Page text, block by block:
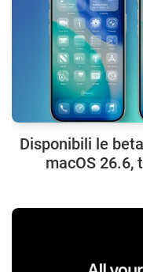
Disponibili le
macOS 26.6,